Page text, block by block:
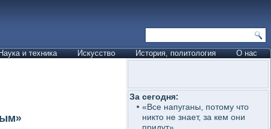
и техника Искусство История, политология О нас
За сегодня:
«Все напуганы, потому что
никто не знает, за кем они